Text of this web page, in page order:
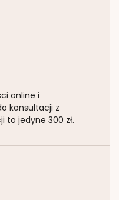
online i
konsultacji z
to jedyne 300 zł.